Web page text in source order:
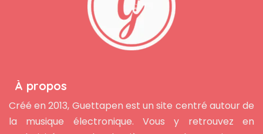
À propos
Créé en 2013, Guettapen est un site centré autour de
la musique électronique. Vous y retrouvez en